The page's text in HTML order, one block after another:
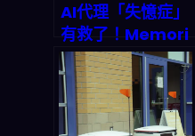
AI代理「失憶症」
有救了！Memori
Labs OpenClaw
Plugin 如何讓多
智能體系統記住該
記的事